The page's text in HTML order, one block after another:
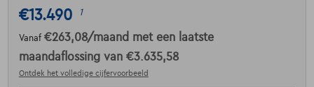
€13.490 1
Vanaf €263,08/maand met een laatste
maandaflossing van €3.635,58
Ontdek het volledige cijfervoorbeeld